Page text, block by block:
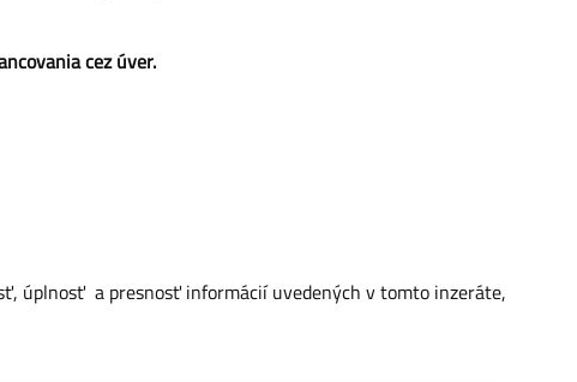
cez úver.
úplnosť a presnosť informácií uvedených v tomto inzeráte,